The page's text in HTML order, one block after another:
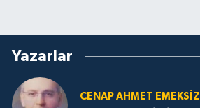
Yazarlar
CENAP AHMET EMEKSİZ